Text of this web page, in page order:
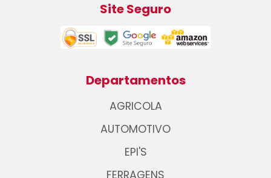
Site Seguro
Departamentos
AGRICOLA
AUTOMOTIVO
EPI'S
FERRAGENS